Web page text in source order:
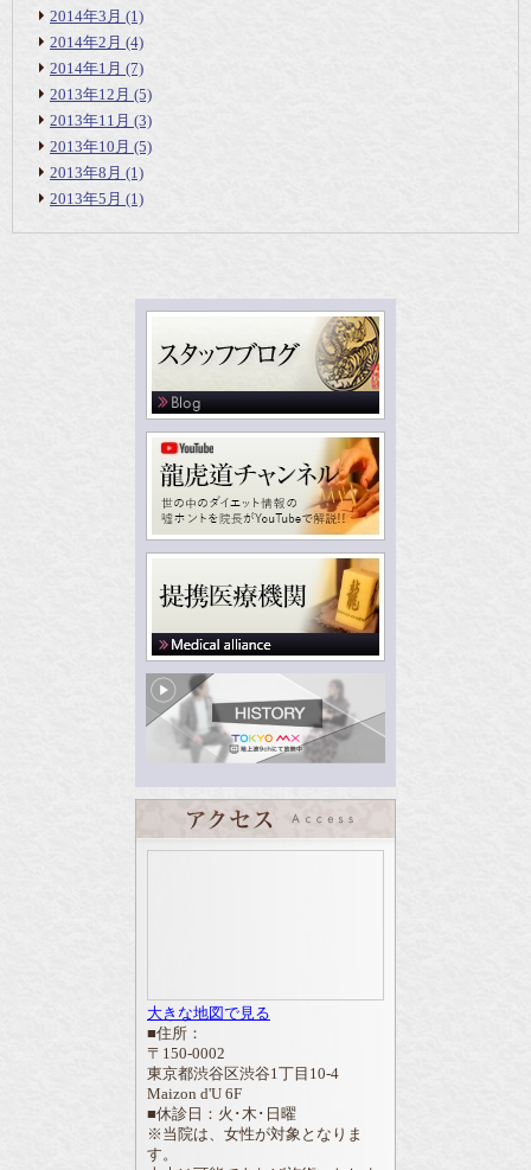
2014年3月 (1)
2014年2月 (4)
2014年1月 (7)
2013年12月 (5)
2013年11月 (3)
2013年10月 (5)
2013年8月 (1)
2013年5月 (1)
大きな地図で見る
■住所：
〒150-0002
東京都渋谷区渋谷1丁目10-4
Maizon d'U 6F
■休診日：火･木･日曜
※当院は、女性が対象となりま
す。